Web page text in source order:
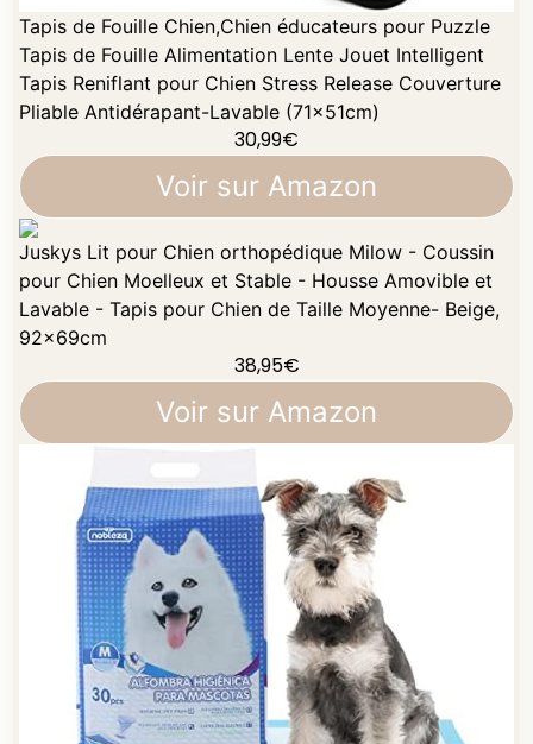
Tapis de Fouille Chien,Chien éducateurs pour Puzzle
Tapis de Fouille Alimentation Lente Jouet Intelligent
Tapis Reniflant pour Chien Stress Release Couverture
Pliable Antidérapant-Lavable (71x51cm)
30,99€
Voir sur Amazon
Juskys Lit pour Chien orthopédique Milow - Coussin
pour Chien Moelleux et Stable - Housse Amovible et
Lavable - Tapis pour Chien de Taille Moyenne- Beige,
92x69cm
38,95€
Voir sur Amazon